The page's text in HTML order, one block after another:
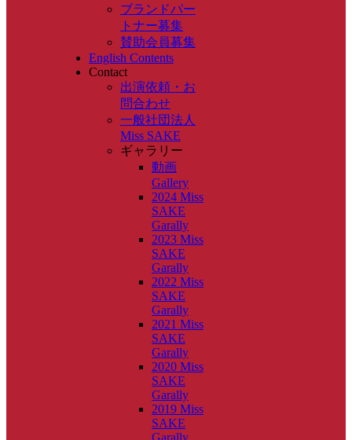
ブランドパー
トナー募集
賛助会員募集
English Contents
Contact
出演依頼・お
問合わせ
一般社団法人
Miss SAKE
ギャラリー
動画
Gallery
2024 Miss
SAKE
Garally
2023 Miss
SAKE
Garally
2022 Miss
SAKE
Garally
2021 Miss
SAKE
Garally
2020 Miss
SAKE
Garally
2019 Miss
SAKE
Garally